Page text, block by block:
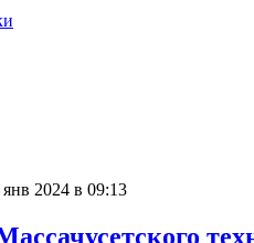
янв 2024 в 09:13